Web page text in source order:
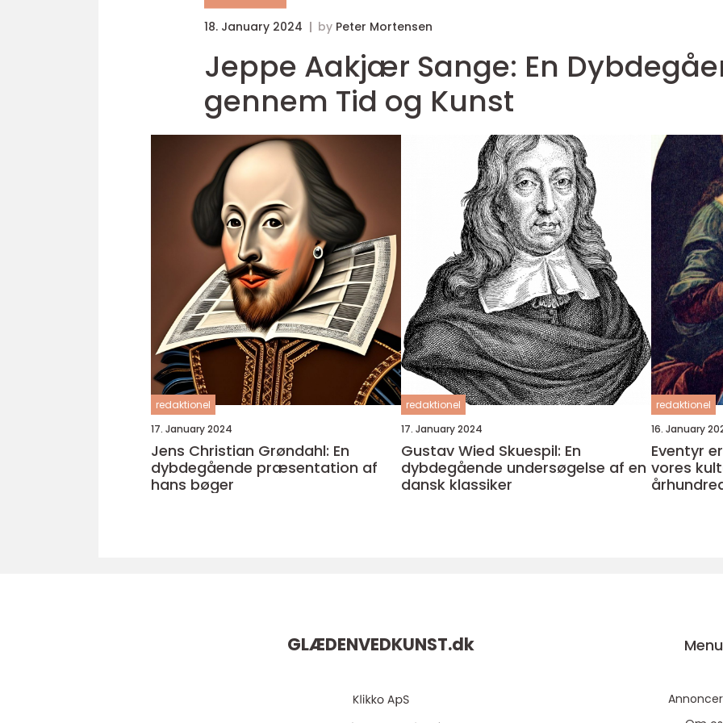
18. January 2024 by Peter Mortensen
Jeppe Aakjær Sange: En
gennem Tid og Kunst
redaktionel
17. January 2024
Jens Christian Grøndahl: En
dybdegående præsentation af
hans bøger
redaktionel
17. January 2024
Gustav Wied Skuespil: En
dybdegående undersøgelse af en
dansk klassiker
redaktionel
16. January
Eventyr
vores
GLÆDENVEDKUNST.dk Menu